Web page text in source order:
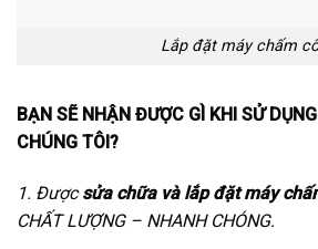
Lắp đặt máy chấm
BẠN SẼ NHẬN ĐƯỢC GÌ KHI SỬ
CHÚNG TÔI?
1. Đượcsửa chữa và lắp đặt máy
CHẤT LƯỢNG – NHANH CHÓNG.